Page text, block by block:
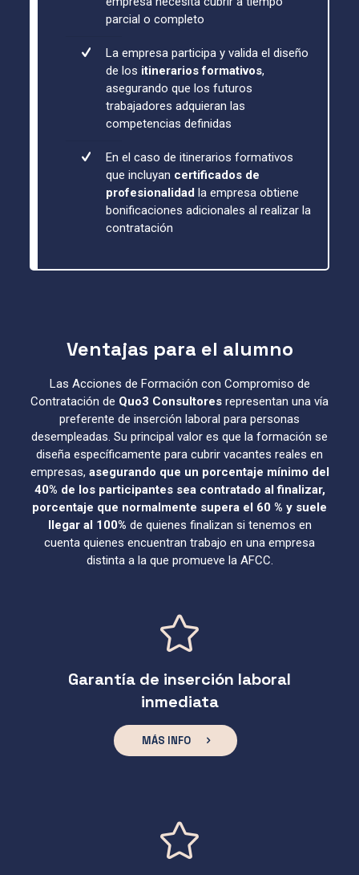
parcial o completo
La empresa participa y valida el diseño
de los itinerarios formativos,
asegurando que los futuros
trabajadores adquieran las
competencias definidas
En el caso de itinerarios formativos
que incluyan certificados de
profesionalidadla empresa obtiene
bonificaciones adicionales al realizar la
contratación
Ventajas para el alumno
Las Acciones de Formación con Compromiso de
Contratación de Quo3 Consultores representan una vía
preferente de inserción laboral para personas
desempleadas. Su principal valor es que la formación se
diseña específicamente para cubrir vacantes reales en
empresas, asegurando que un porcentaje mínimo del
40% de los participantes sea contratado al finalizar,
porcentaje que normalmente supera el 60 % y suele
llegar al 100% de quienes finalizan si tenemos en
cuenta quienes encuentran trabajo en una empresa
distinta a la que promueve la AFCC.
Garantía de inserción laboral
inmediata
MÁS INFO